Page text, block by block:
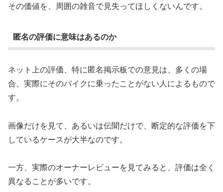
その価値を、周囲の雑音で見失ってほしくないんです。
匿名の評価に意味はあるのか
ネット上の評価、特に匿名掲示板での意見は、多くの場
合、実際にそのバイクに乗ったことがない人によるもので
す。
画像だけを見て、あるいは伝聞だけで、断定的な評価を下
しているケースが大半なのです。
一方、実際のオーナーレビューを見てみると、評価は全く
異なることが多いです。